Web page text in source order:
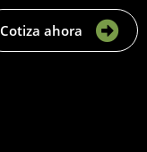
Cotiza ahora